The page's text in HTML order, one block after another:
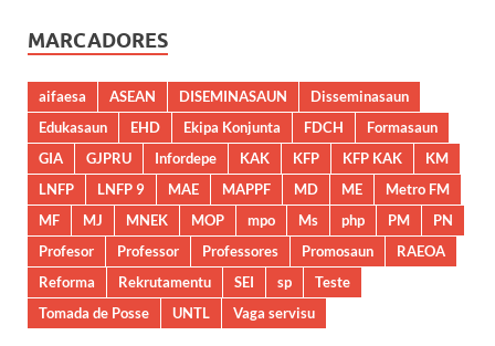
MARCADORES
aifaesa ASEAN DISEMINASAUN
Disseminasaun
Edukasaun
EHD Ekipa Konjunta FDCH
Formasaun
GIA
GJPRU Infordepe KAK KFP KFP KAK
KM
LNFP
LNFP 9 MAE MAPPF MD ME
Metro FM
MF
MJ MNEK MOP mpo Ms php PM
PN
Profesor
Professor Professores Promosaun
RAEOA
Reforma
Rekrutamentu SEI sp
Teste
Tomada de Posse
UNTL Vaga servisu